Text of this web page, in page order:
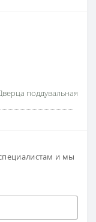
поддувальная
и мы